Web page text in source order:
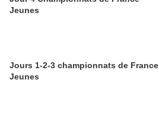
Jeunes
Jours 1-2-3 championnats de France
Jeunes